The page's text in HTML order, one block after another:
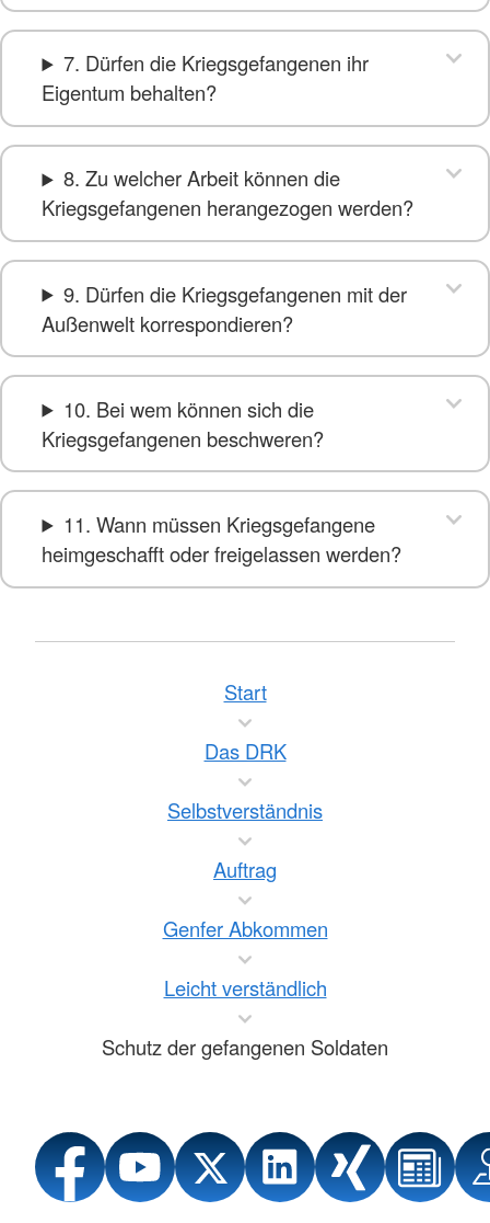
7. Dürfen die Kriegsgefangenen ihr
Eigentum behalten?
8. Zu welcher Arbeit können die
Kriegsgefangenen herangezogen werden?
9. Dürfen die Kriegsgefangenen mit der
Außenwelt korrespondieren?
10. Bei wem können sich die
Kriegsgefangenen beschweren?
11. Wann müssen Kriegsgefangene
heimgeschafft oder freigelassen werden?
Start
Das DRK
Selbstverständnis
Auftrag
Genfer Abkommen
Leicht verständlich
Schutz der gefangenen Soldaten